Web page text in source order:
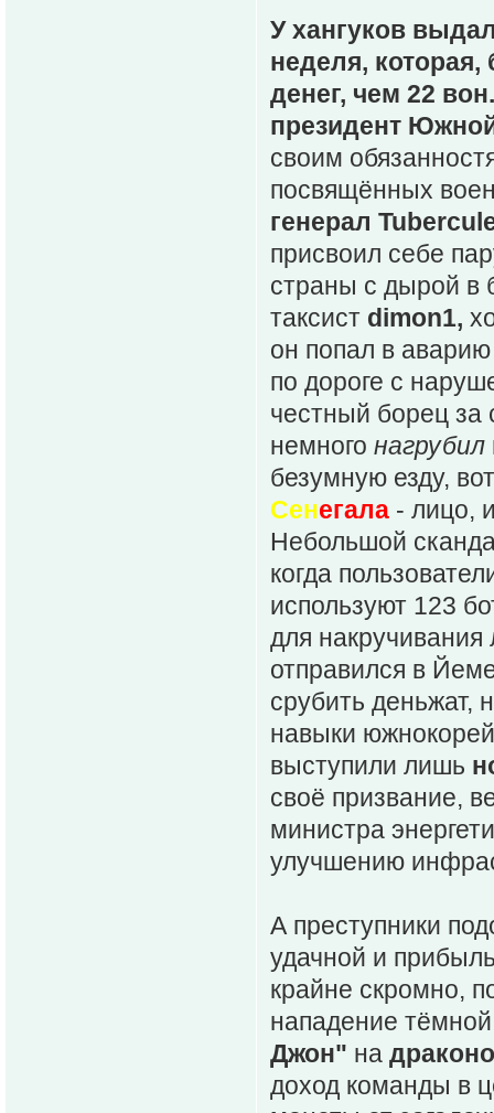
У хангуков
неделя,
денег, чем 22 вон.
президент
своим
посвящённых
генерал
присвоил себе
страны с дырой в
таксист dimon1,
он попал в
по дороге с
честный борец за
немного нагрубил
безумную езду,
Сенегала - лицо,
Небольшой
когда
используют 123
для
отправился в
срубить деньжат,
навыки
выступили лишь
своё призвание,
министра
улучшению
А преступники
удачной и
крайне скромно,
нападение
Джон" на
доход команды в